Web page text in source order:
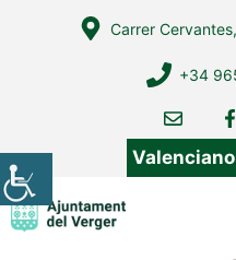
Carrer
+34
Valenciano